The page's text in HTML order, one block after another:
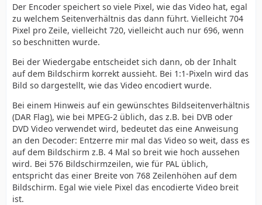
Der Encoder speichert so viele Pixel, wie das Video hat, egal
zu welchem Seitenverhältnis das dann führt. Vielleicht 704
Pixel pro Zeile, vielleicht 720, vielleicht auch nur 696, wenn
so beschnitten wurde.
Bei der Wiedergabe entscheidet sich dann, ob der Inhalt
auf dem Bildschirm korrekt aussieht. Bei 1:1-Pixeln wird das
Bild so dargestellt, wie das Video encodiert wurde.
Bei einem Hinweis auf ein gewünschtes Bildseitenverhältnis
(DAR Flag), wie bei MPEG-2 üblich, das z.B. bei DVB oder
DVD Video verwendet wird, bedeutet das eine Anweisung
an den Decoder: Entzerre mir mal das Video so weit, dass es
auf dem Bildschirm z.B. 4 Mal so breit wie hoch aussehen
wird. Bei 576 Bildschirmzeilen, wie für PAL üblich,
entspricht das einer Breite von 768 Zeilenhöhen auf dem
Bildschirm. Egal wie viele Pixel das encodierte Video breit
ist.